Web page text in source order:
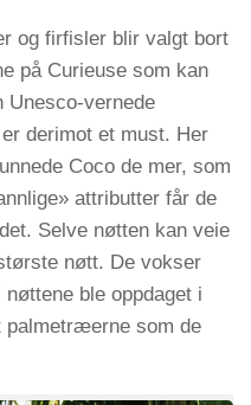
og firfisler blir valgt bort
på Curieuse som kan
Unesco-vernede
er derimot et must. Her
Coco de mer, som
attributter får de
Selve nøtten kan veie
nøtt. De vokser
ble oppdaget i
palmetræerne som de